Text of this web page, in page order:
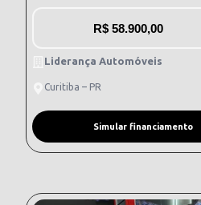
R$ 58.900,00
Liderança Automóveis
Curitiba – PR
Simular financiamento